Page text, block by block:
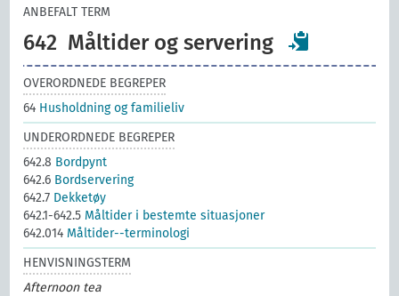
ANBEFALT TERM
642 Måltider og servering
OVERORDNEDE BEGREPER
64 Husholdning og familieliv
UNDERORDNEDE BEGREPER
642.8 Bordpynt
642.6 Bordservering
642.7 Dekketøy
642.1-642.5 Måltider i bestemte situasjoner
642.014 Måltider--terminologi
HENVISNINGSTERM
Afternoon tea